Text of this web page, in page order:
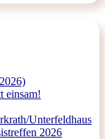
einsam!
Unterfeldhaus
2026